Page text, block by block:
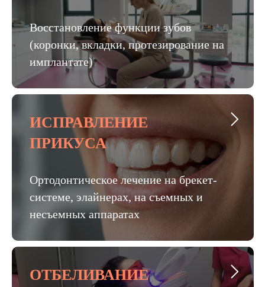
Восстановление функции зубов
(коронки, вкладки, протезирование на
имплантате)
ИСПРАВЛЕНИЕ
ПРИКУСА
Ортодонтическое лечение на брекет-
системе, элайнерах, на съемных и
несъемных аппаратах
ОТБЕЛИВАНИЕ